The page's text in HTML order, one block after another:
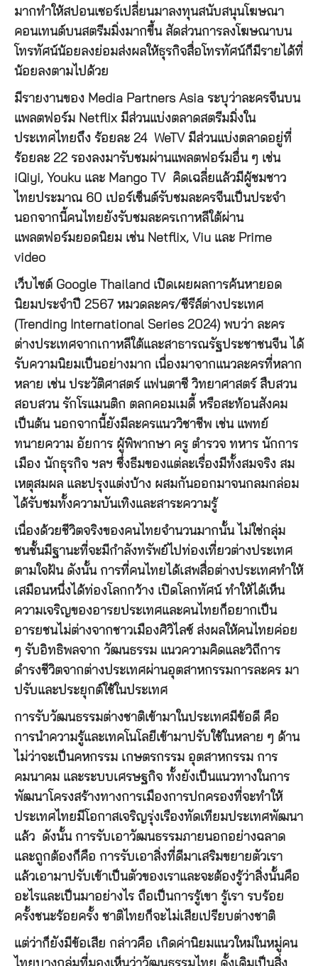
มากทำให้สปอนเซอร์เปลี่ยนมาลงทุนสนับสนุนโฆษณา
คอนเทนต์บนสตรีมมิ่งมากขึ้น สัดส่วนการลงโฆษณาบน
โทรทัศน์น้อยลงย่อมส่งผลให้ธุรกิจสื่อโทรทัศน์ก็มีรายได้ที่
น้อยลงตามไปด้วย
มีรายงานของ Media Partners Asia ระบุว่าละครจีนบน
แพลตฟอร์ม Netflix มีส่วนแบ่งตลาดสตรีมมิ่งใน
ประเทศไทยถึง ร้อยละ 24 WeTV มีส่วนแบ่งตลาดอยู่ที่
ร้อยละ 22 รองลงมารับชมผ่านแพลตฟอร์มอื่น ๆ เช่น
iQiyi, Youku และ Mango TV คิดเฉลี่ยแล้วมีผู้ชมชาว
ไทยประมาณ 60 เปอร์เซ็นต์รับชมละครจีนเป็นประจำ
นอกจากนี้คนไทยยังรับชมละครเกาหลีใต้ผ่าน
แพลตฟอร์มยอดนิยม เช่น Netflix, Viu และ Prime
video
เว็บไซต์ Google Thailand เปิดเผยผลการค้นหายอด
นิยมประจำปี 2567 หมวดละคร/ซีรีส์ต่างประเทศ
(Trending International Series 2024) พบว่า ละคร
ต่างประเทศจากเกาหลีใต้และสาธารณรัฐประชาชนจีน ได้
รับความนิยมเป็นอย่างมาก เนื่องมาจากแนวละครที่หลาก
หลาย เช่น ประวัติศาสตร์ แฟนตาซี วิทยาศาสตร์ สืบสวน
สอบสวน รักโรแมนติก ตลกคอมเมดี้ หรือสะท้อนสังคม
เป็นต้น นอกจากนี้ยังมีละครแนววิชาชีพ เช่น แพทย์
ทนายความ อัยการ ผู้พิพากษา ครู ตำรวจ ทหาร นักการ
เมือง นักธุรกิจ ฯลฯ ซึ่งธีมของแต่ละเรื่องมีทั้งสมจริง สม
เหตุสมผล และปรุงแต่งบ้าง ผสมกันออกมาจนกลมกล่อม
ได้รับชมทั้งความบันเทิงและสาระความรู้
เนื่องด้วยชีวิตจริงของคนไทยจำนวนมากนั้น ไม่ใช่กลุ่ม
ชนชั้นมีฐานะที่จะมีกำลังทรัพย์ไปท่องเที่ยวต่างประเทศ
ตามใจฝัน ดังนั้น การที่คนไทยได้เสพสื่อต่างประเทศทำให้
เสมือนหนึ่งได้ท่องโลกกว้าง เปิดโลกทัศน์ ทำให้ได้เห็น
ความเจริญของอารยประเทศและคนไทยก็อยากเป็น
อารยชนไม่ต่างจากชาวเมืองศิวิไลซ์ ส่งผลให้คนไทยค่อย
ๆ รับอิทธิพลจาก วัฒนธรรม แนวความคิดและวิถีการ
ดำรงชีวิตจากต่างประเทศผ่านอุตสาหกรรมการละคร มา
ปรับและประยุกต์ใช้ในประเทศ
การรับวัฒนธรรมต่างชาติเข้ามาในประเทศมีข้อดี คือ
การนำความรู้และเทคโนโลยีเข้ามาปรับใช้ในหลาย ๆ ด้าน
ไม่ว่าจะเป็นคหกรรม เกษตรกรรม อุตสาหกรรม การ
คมนาคม และระบบเศรษฐกิจ ทั้งยังเป็นแนวทางในการ
พัฒนาโครงสร้างทางการเมืองการปกครองที่จะทำให้
ประเทศไทยมีโอกาสเจริญรุ่งเรืองทัดเทียมประเทศพัฒนา
แล้ว ดังนั้น การรับเอาวัฒนธรรมภายนอกอย่างฉลาด
และถูกต้องก็คือ การรับเอาสิ่งที่ดีมาเสริมขยายตัวเรา
แล้วเอามาปรับเข้าเป็นตัวของเราและจะต้องรู้ว่าสิ่งนั้นคือ
อะไรและเป็นมาอย่างไร ถือเป็นการรู้เขา รู้เรา รบร้อย
ครั้งชนะร้อยครั้ง ชาติไทยก็จะไม่เสียเปรียบต่างชาติ
แต่ว่าก็ยังมีข้อเสีย กล่าวคือ เกิดค่านิยมแนวใหม่ในหมู่คน